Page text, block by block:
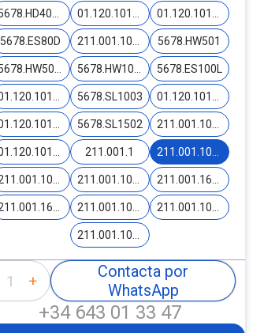
5678.ES80D 5678.HW501
5678.ES100L
5678.SL1003
5678.SL1502
211.001.1
+
Contacta por
WhatsApp
+34 643 01 33 47